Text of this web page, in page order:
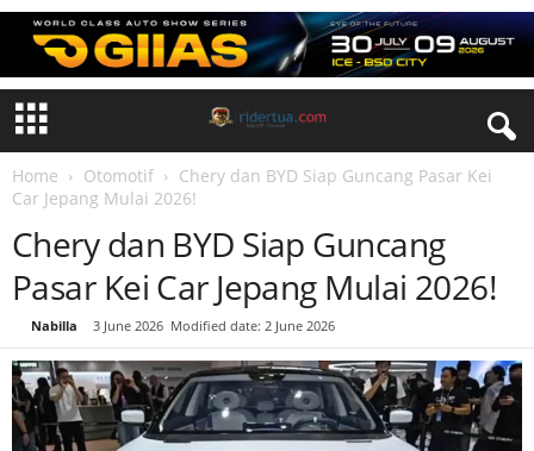
Home Otomotif
Chery dan BYD Siap Guncang Pasar Kei
Car Jepang Mulai 2026!
Chery dan BYD Siap Guncang
Pasar Kei Car Jepang Mulai 2026!
Nabilla 3 June 2026 Modified date: 2 June 2026